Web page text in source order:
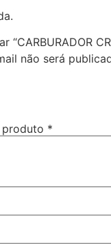
“CARBURADOR
não será
produto *